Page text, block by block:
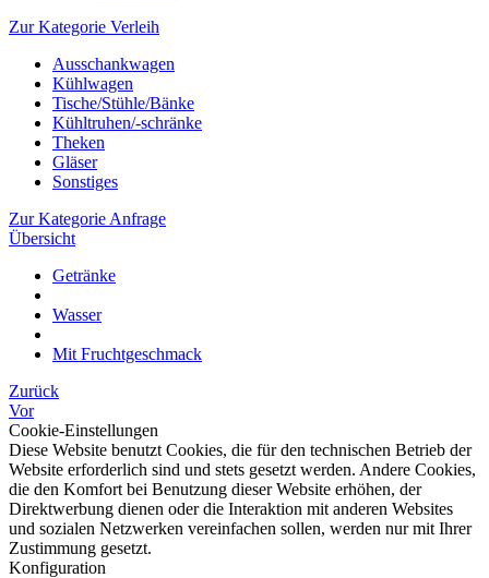
Zur Kategorie Verleih
Ausschankwagen
Kühlwagen
Tische/Stühle/Bänke
Kühltruhen/-schränke
Theken
Gläser
Sonstiges
Zur Kategorie Anfrage
Übersicht
Getränke
Wasser
Mit Fruchtgeschmack
Zurück
Vor
Cookie-Einstellungen
Diese Website benutzt Cookies, die für den technischen Betrieb der
Website erforderlich sind und stets gesetzt werden. Andere Cookies,
die den Komfort bei Benutzung dieser Website erhöhen, der
Direktwerbung dienen oder die Interaktion mit anderen Websites
und sozialen Netzwerken vereinfachen sollen, werden nur mit Ihrer
Zustimmung gesetzt.
Konfiguration